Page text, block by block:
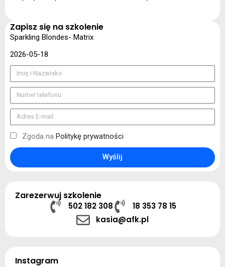
Zapisz się na szkolenie
Sparkling Blondes- Matrix
2026-05-18
Zgoda na Politykę prywatności
Wyślij
Zarezerwuj szkolenie
502 182 308
18 353 78 15
kasia@afk.pl
Instagram